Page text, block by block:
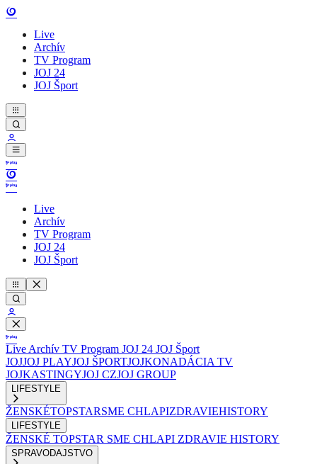
Live
Archív
TV Program
JOJ 24
JOJ Šport
Live
Archív
TV Program
JOJ 24
JOJ Šport
Live Archív TV Program JOJ 24 JOJ Šport
JOJJOJ PLAYJOJ ŠPORTJOJKONADÁCIA TV
JOJKASTINGYJOJ CZJOJ GROUP
LIFESTYLE
ŽENSKÉTOPSTARSME CHLAPIZDRAVIEHISTORY
LIFESTYLE
ŽENSKÉ TOPSTAR SME CHLAPI ZDRAVIE HISTORY
SPRAVODAJSTVO